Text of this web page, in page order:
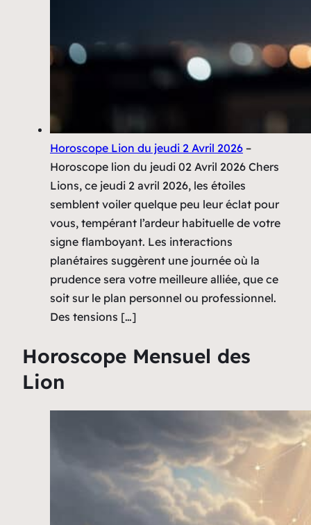
Horoscope Lion du jeudi 2 Avril 2026 –
Horoscope lion du jeudi 02 Avril 2026 Chers
Lions, ce jeudi 2 avril 2026, les étoiles
semblent voiler quelque peu leur éclat pour
vous, tempérant l’ardeur habituelle de votre
signe flamboyant. Les interactions
planétaires suggèrent une journée où la
prudence sera votre meilleure alliée, que ce
soit sur le plan personnel ou professionnel.
Des tensions […]
Horoscope Mensuel des
Lion